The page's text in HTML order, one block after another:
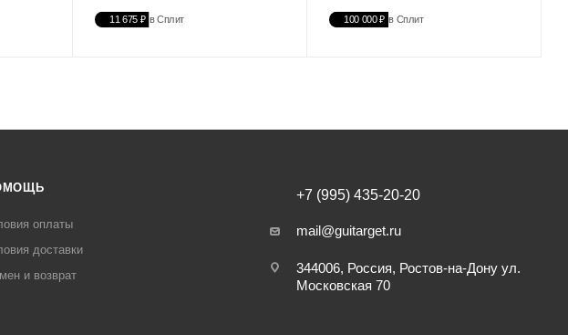
11 675 ₽ в Сплит 100 000 ₽ в Сплит
оплаты
доставки
и возврат
+7 (995) 435-20-20
mail@guitarget.ru
344006, Россия, Ростов-на-Дону ул.
Московская 70